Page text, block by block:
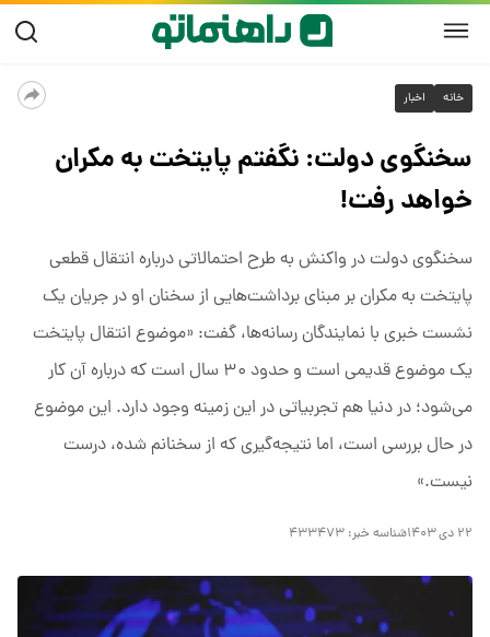
خانه اخبار
سخنگوی دولت: نگفتم پایتخت به مکران
خواهد رفت!
سخنگوی دولت در واکنش به طرح احتمالاتی درباره انتقال قطعی
پایتخت به مکران بر مبنای برداشت‌هایی از سخنان او در جریان یک
نشست خبری با نمایندگان رسانه‌ها، گفت: «موضوع انتقال پایتخت
یک موضوع قدیمی است و حدود ۳۰ سال است که درباره آن کار
می‌شود؛ در دنیا هم تجربیاتی در این زمینه وجود دارد. این موضوع
در حال بررسی است، اما نتیجه‌گیری که از سخنانم شده، درست
نیست.»
۲۲ دی ۱۴۰۳ شناسه خبر: ۴۳۳۴۷۳